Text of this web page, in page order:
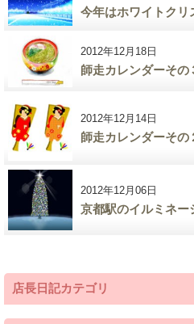
今年はホワイトクリ
2012年12月18日
師走カレンダーその
2012年12月14日
師走カレンダーその
2012年12月06日
京都駅のイルミネー
店長日記カテゴリ